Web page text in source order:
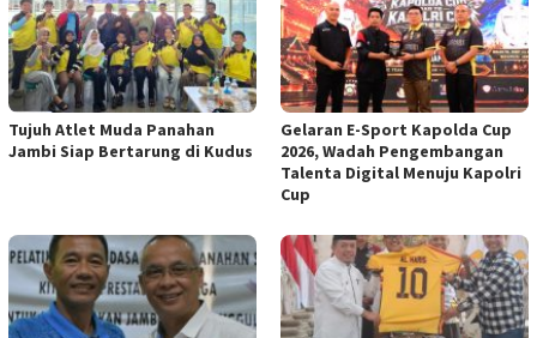
Tujuh Atlet Muda Panahan
Jambi Siap Bertarung di Kudus
Gelaran E-Sport Kapolda Cup
2026, Wadah Pengembangan
Talenta Digital Menuju Kapolri
Cup